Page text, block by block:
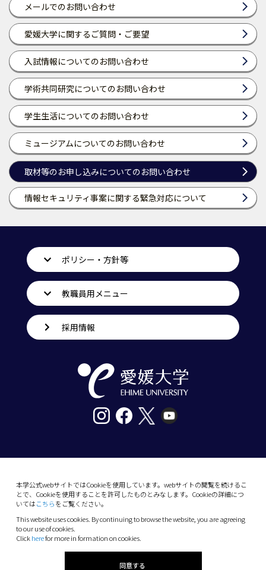
メールでのお問い合わせ
愛媛大学に関するご質問・ご要望
入試情報についてのお問い合わせ
学術共同研究についてのお問い合わせ
学生生活についてのお問い合わせ
ミュージアムについてのお問い合わせ
取材等のお申し込みについてのお問い合わせ
情報セキュリティ事案に関する緊急対応について
本学公式webサイトではCookieを使用しています。webサイトの閲覧を続けるこ
とで、Cookieを使用することを許可したものとみなします。Cookieの詳細につ
いてはこちらをご覧ください。
This website uses cookies. By continuing to browse the website, you are agreeing
to our use of cookies.
Clickherefor more in formation on cookies.
同意する
ポリシー・方針等
教職員用メニュー
採用情報
10-13 Dogo-Himata, Matsuyama, Ehime 790-
Phone: +81 89-927-9000
(C) 2026 Ehime University.